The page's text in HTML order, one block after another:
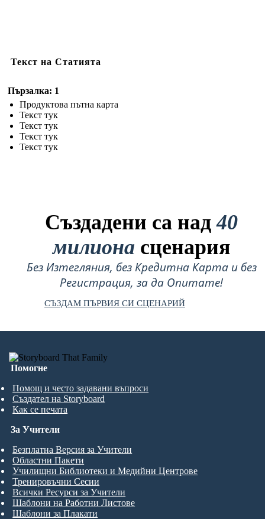
Текст на Статията
Пързалка: 1
Продуктова пътна карта
Текст тук
Текст тук
Текст тук
Текст тук
Създадени са над40
милиона сценария
Без Изтегляния, без Кредитна Карта и без
Регистрация, за да Опитате!
СЪЗДАМ ПЪРВИЯ СИ СЦЕНАРИЙ
Помогне
Помощ и често задавани въпроси
Създател на Storyboard
Как се печата
За Учители
Безплатна Версия за Учители
Областни Пакети
Училищни Библиотеки и Медийни Центрове
Тренировъчни Сесии
Всички Ресурси за Учители
Шаблони на Работни Листове
Шаблони за Плакати